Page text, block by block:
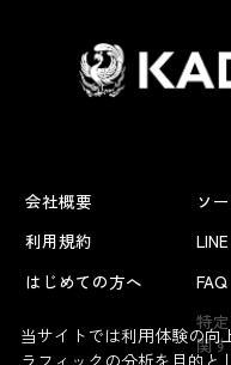
会社概要
利用規約
はじめての方へ
ソ
FAQ
特
関
当サイトでは利用体験の向